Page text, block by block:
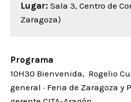
Lugar: Sala 3, Centro de
Zaragoza)
Programa
10H30 Bienvenida, Rogelio
general · Feria de Zaragoza y